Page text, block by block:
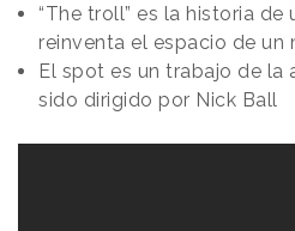
“The troll” es la historia de
reinventa el espacio de un
El spot es un trabajo de la
sido dirigido por Nick Ball